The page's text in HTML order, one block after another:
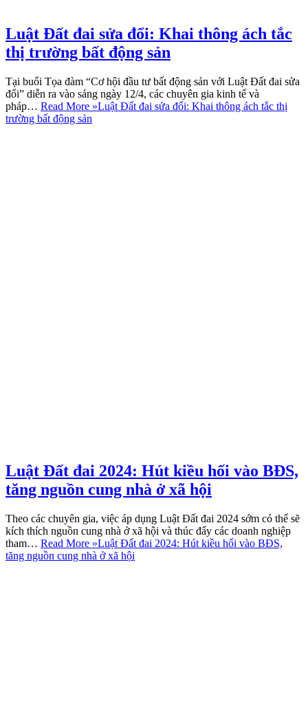
Luật Đất đai sửa đổi: Khai thông ách tắc
thị trường bất động sản
Tại buổi Tọa đàm “Cơ hội đầu tư bất động sản với Luật Đất đai sửa
đổi” diễn ra vào sáng ngày 12/4, các chuyên gia kinh tế và
pháp… Read More »Luật Đất đai sửa đổi: Khai thông ách tắc thị
trường bất động sản
Luật Đất đai 2024: Hút kiều hối vào BĐS,
tăng nguồn cung nhà ở xã hội
Theo các chuyên gia, việc áp dụng Luật Đất đai 2024 sớm có thể sẽ
kích thích nguồn cung nhà ở xã hội và thúc đẩy các doanh nghiệp
tham… Read More »Luật Đất đai 2024: Hút kiều hối vào BĐS,
tăng nguồn cung nhà ở xã hội